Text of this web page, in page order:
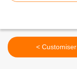
< Customiser